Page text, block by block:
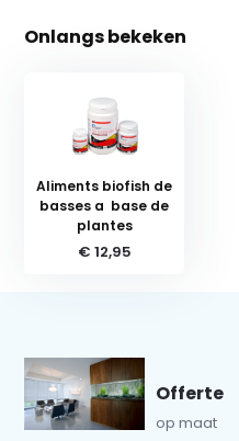
Onlangs bekeken
Aliments biofish de
basses a base de
plantes
€ 12,95
Offerte
op maat